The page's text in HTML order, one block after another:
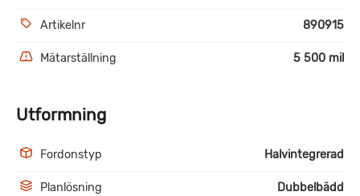
Artikelnr 890915
Mätarställning 5 500 mil
Utformning
Fordonstyp Halvintegrerad
Planlösning Dubbelbädd